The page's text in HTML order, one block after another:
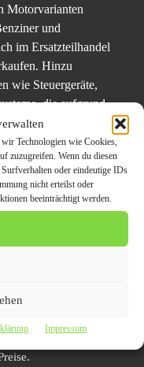
Technologien wie Cookies,
zuzugreifen. Wenn du diesen
oder eindeutige IDs
nicht erteilst oder
beeinträchtigt werden.
Impressum
Motorvarianten
und
im Ersatzteilhandel
Hinzu
wie Steuergeräte,
die aufgrund
Händlern sehr
mit
Märkten
repariert
und